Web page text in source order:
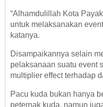
“Alhamdulillah Kota
untuk melaksanakan
katanya.
Disampaikannya selain
pelaksanaan suatu event
multiplier effect terhadap
Pacu kuda bukan hanya
peternak kuda, namun